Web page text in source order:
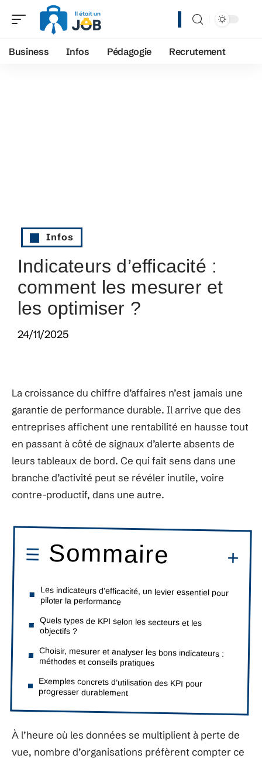
Business Infos Pédagogie Recrutement
Infos
Indicateurs d’efficacité :
comment les mesurer et
les optimiser ?
24/11/2025
La croissance du chiffre d’affaires n’est jamais une
garantie de performance durable. Il arrive que des
entreprises affichent une rentabilité en hausse tout
en passant à côté de signaux d’alerte absents de
leurs tableaux de bord. Ce qui fait sens dans une
branche d’activité peut se révéler inutile, voire
contre-productif, dans une autre.
Sommaire
Les indicateurs d’efficacité, un levier essentiel pour
piloter la performance
Quels types de KPI selon les secteurs et les
objectifs ?
Choisir, mesurer et analyser les bons indicateurs :
méthodes et conseils pratiques
Exemples concrets d’utilisation des KPI pour
progresser durablement
À l’heure où les données se multiplient à perte de
vue, nombre d’organisations préfèrent compter ce